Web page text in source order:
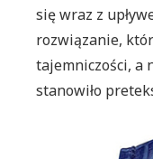
się wraz z
rozwiązanie,
tajemniczości, a
stanowiło